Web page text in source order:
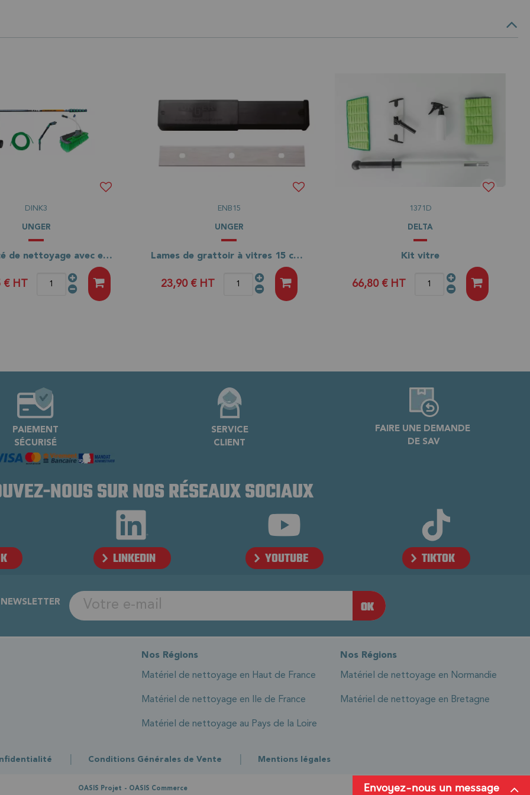
DINK3
UNGER
Kit avancé de nettoyage avec eau pure HydroPower Ultra LC - 3 filtres - perche 8m60
€ HT
ENB15
UNGER
Lames de grattoir à vitres 15 cm - acier inoxydable
23,90 € HT
1371D
DELTA
Kit vitre
66,80 € HT
PAIEMENT
SÉCURISÉ
SERVICE
CLIENT
FAIRE UNE DEMANDE
DE SAV
NOUS SUR NOS RÉSEAUX SOCIAUX
LINKEDIN YOUTUBE TIKTOK
Nos Régions
Matériel de nettoyage en Haut de France
Matériel de nettoyage en Ile de France
Matériel de nettoyage au Pays de la Loire
Nos Régions
Matériel de nettoyage en Normandie
Matériel de nettoyage en Bretagne
Conditions Générales de Vente Mentions légales
OASIS Projet - OASIS Commerce Envoyez-nous un message